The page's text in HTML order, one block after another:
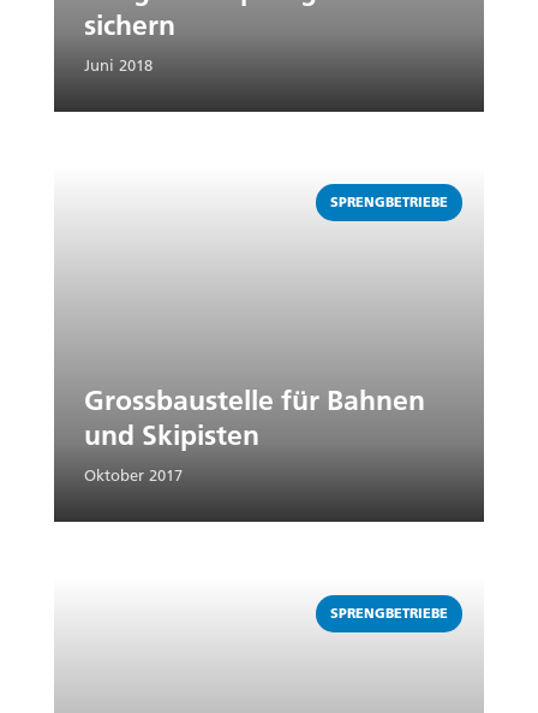
sichern
Juni 2018
SPRENGBETRIEBE
Grossbaustelle für Bahnen
und Skipisten
Oktober 2017
SPRENGBETRIEBE